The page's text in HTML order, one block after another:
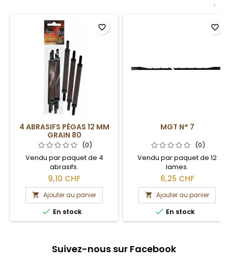
<
4 ABRASIFS PÉGAS 12 MM
GRAIN 80
(0)
Vendu par paquet de 4
abrasifs.
9,10 CHF
 Ajouter au panier
 En stock
favorite_border
MGT N° 7
(0)
Vendu par paquet de 12
lames.
6,25 CHF
 Ajouter au panier
 En stock
favorite_border
Suivez-nous sur Facebook